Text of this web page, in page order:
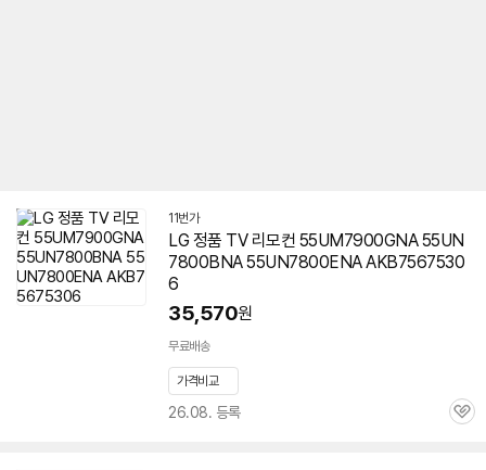
11번가
LG 정품 TV 리모컨 55UM7900GNA 55UN
7800BNA 55UN7800ENA AKB7567530
6
35,570원
무료배송
가격비교
26.08. 등록
관